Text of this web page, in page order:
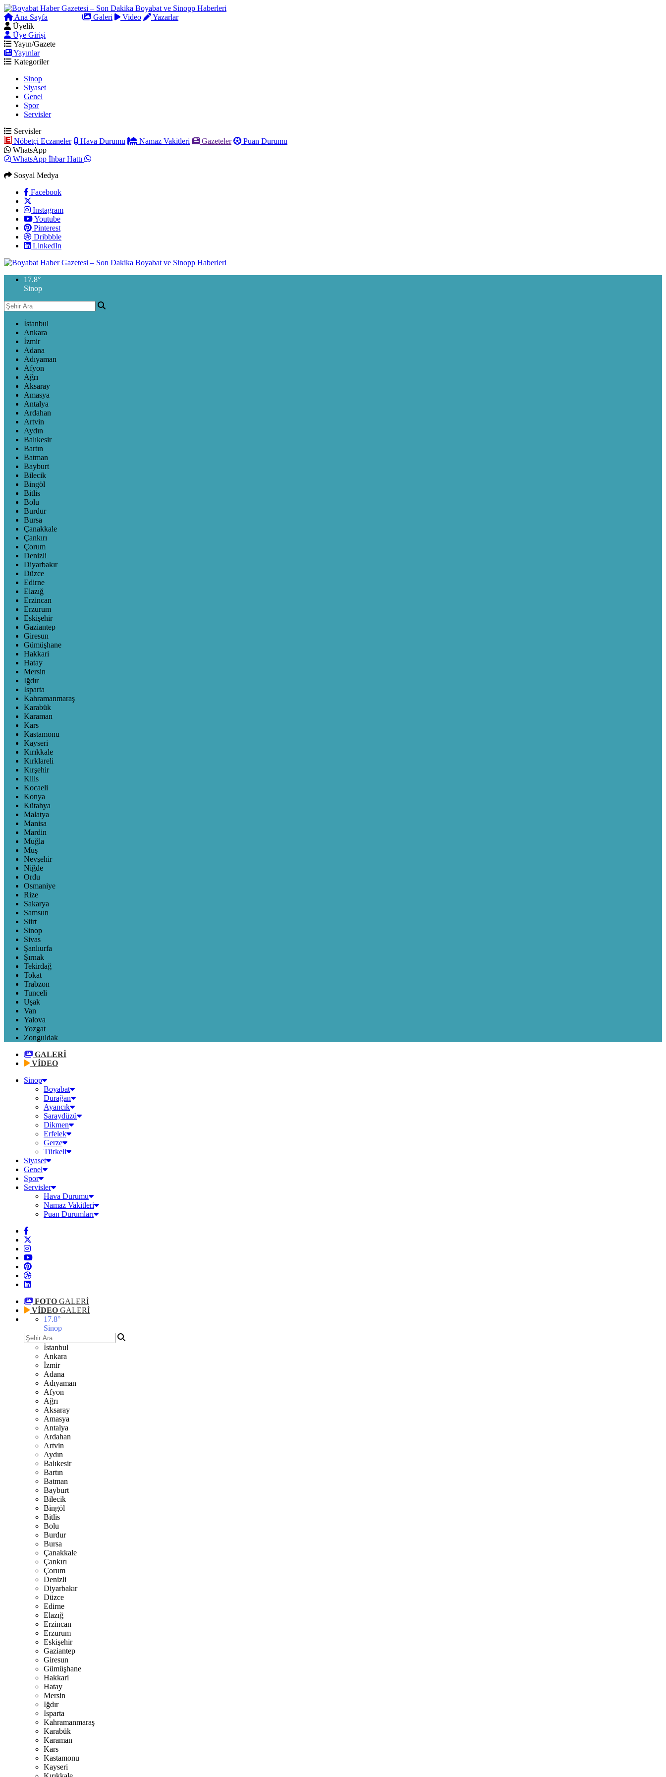
Ana Sayfa Galeri Video
Yazarlar
Üyelik
Üye Girişi
Yayın/Gazete
Yayınlar
Kategoriler
Sinop
Siyaset
Genel
Spor
Servisler
Servisler
Nöbetçi Eczaneler
Hava Durumu Namaz Vakitleri Gazeteler
Puan Durumu
WhatsApp
WhatsApp İhbar Hattı
Sosyal Medya
Facebook
Instagram
Youtube
Pinterest
Dribbble
LinkedIn
17.8°
Sinop
İstanbul
Ankara
İzmir
Adana
Adıyaman
Afyon
Ağrı
Aksaray
Amasya
Antalya
Ardahan
Artvin
Aydın
Balıkesir
Bartın
Batman
Bayburt
Bilecik
Bingöl
Bitlis
Bolu
Burdur
Bursa
Çanakkale
Çankırı
Çorum
Denizli
Diyarbakır
Düzce
Edirne
Elazığ
Erzincan
Erzurum
Eskişehir
Gaziantep
Giresun
Gümüşhane
Hakkari
Hatay
Mersin
Iğdır
Isparta
Kahramanmaraş
Karabük
Karaman
Kars
Kastamonu
Kayseri
Kırıkkale
Kırklareli
Kırşehir
Kilis
Kocaeli
Konya
Kütahya
Malatya
Manisa
Mardin
Muğla
Muş
Nevşehir
Niğde
Ordu
Osmaniye
Rize
Sakarya
Samsun
Siirt
Sinop
Sivas
Şanlıurfa
Şırnak
Tekirdağ
Tokat
Trabzon
Tunceli
Uşak
Van
Yalova
Yozgat
Zonguldak
GALERİ
VİDEO
Sinop
Boyabat
Durağan
Ayancık
Saraydüzü
Dikmen
Erfelek
Gerze
Türkeli
Siyaset
Genel
Spor
Servisler
Hava Durumu
Namaz Vakitleri
Puan Durumları
FOTO GALERİ
VİDEO GALERİ
17.8°
Sinop
İstanbul
Ankara
İzmir
Adana
Adıyaman
Afyon
Ağrı
Aksaray
Amasya
Antalya
Ardahan
Artvin
Aydın
Balıkesir
Bartın
Batman
Bayburt
Bilecik
Bingöl
Bitlis
Bolu
Burdur
Bursa
Çanakkale
Çankırı
Çorum
Denizli
Diyarbakır
Düzce
Edirne
Elazığ
Erzincan
Erzurum
Eskişehir
Gaziantep
Giresun
Gümüşhane
Hakkari
Hatay
Mersin
Iğdır
Isparta
Kahramanmaraş
Karabük
Karaman
Kars
Kastamonu
Kayseri